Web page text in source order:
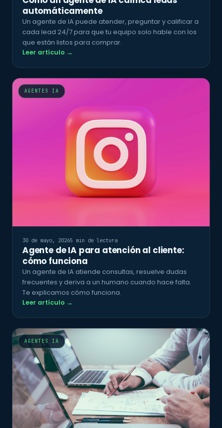
automáticamente
Un agente de IA puede atender, preguntar y calificar a
cada lead 24/7 para que tu equipo solo hable con los
que están listos para comprar.
Leer artículo →
AGENTES IA
30 de mayo, 20265 min de lectura
Agente de IA para atención al cliente:
cómo funciona
Un agente de IA atiende consultas, resuelve dudas
frecuentes y deriva a un humano cuando hace falta.
Te explicamos cómo funciona.
Leer artículo →
AGENTES IA